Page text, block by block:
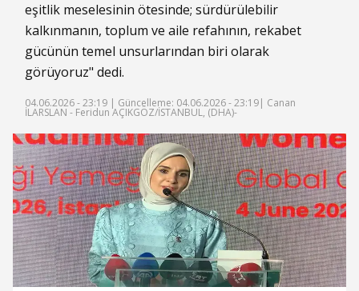
eşitlik meselesinin ötesinde; sürdürülebilir
kalkınmanın, toplum ve aile refahının, rekabet
gücünün temel unsurlarından biri olarak
görüyoruz" dedi.
04.06.2026 - 23:19 | Güncelleme: 04.06.2026 - 23:19| Canan
İLARSLAN - Feridun AÇIKGÖZ/İSTANBUL, (DHA)-